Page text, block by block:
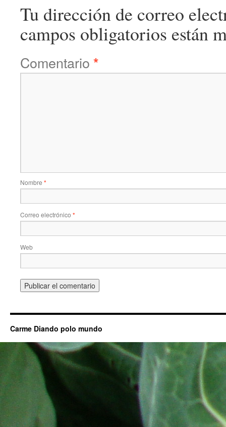
Tu dirección de correo
campos obligatorios están
Comentario *
Nombre *
Correo electrónico *
Web
Carme Diando polo mundo